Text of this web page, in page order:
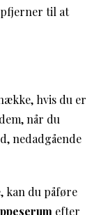
til at
hvis du er
når du
nedadgående
kan du påføre
efter